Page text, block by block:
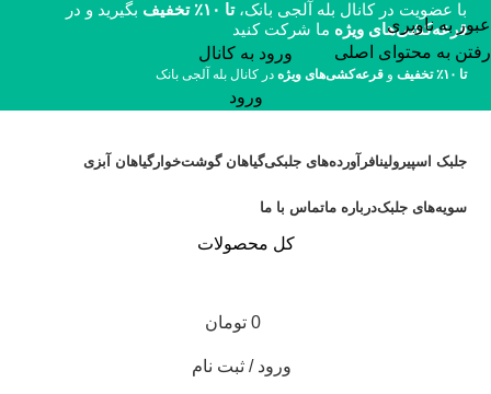
عبور به ناوبری
رفتن به محتوای اصلی
با عضویت در کانال بله آلجی بانک، تا ۱۰٪ تخفیف
بگیرید و در
قرعه‌کشی‌های ویژه ما شرکت کنید
ورود به کانال
تا ۱۰٪ تخفیف و قرعه‌کشی‌های ویژه در کانال بله آلجی بانک
ورود
جلبک اسپیرولینافرآورده‌های جلبکیگیاهان گوشت‌خوارگیاهان آبزی
سویه‌های جلبکدرباره ماتماس با ما
کل محصولات
0 تومان
ورود / ثبت نام